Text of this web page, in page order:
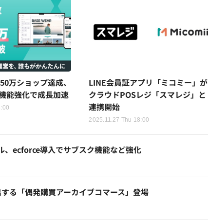
万ショップ達成、
能強化で成長加速
LINE会員証アプリ「ミコミー」が
クラウドPOSレジ「スマレジ」と
連携開始
2025.11.27 Thu 18:00
ecforce導入でサブスク機能など強化
る「偶発購買アーカイブコマース」登場